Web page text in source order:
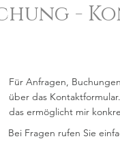
-
Für Anfragen,
über das
das ermöglicht mir
Bei Fragen rufen Sie